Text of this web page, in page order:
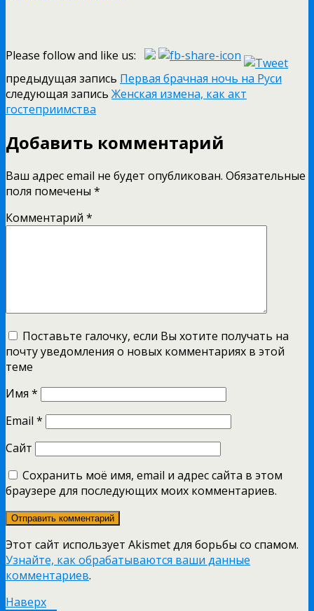
Please follow and like us:
предыдущая запись Первая брачная ночь на Руси
следующая запись Женская измена, как акт
гостеприимства
Добавить комментарий
Ваш адрес email не будет опубликован. Обязательные
поля помечены *
Комментарий *
Поставьте галочку, если Вы хотите получать на
почту уведомления о новых комментариях в этой
теме
Имя *
Email *
Сайт
Сохранить моё имя, email и адрес сайта в этом
браузере для последующих моих комментариев.
Этот сайт использует Akismet для борьбы со спамом.
Узнайте, как обрабатываются ваши данные
комментариев.
Наверх